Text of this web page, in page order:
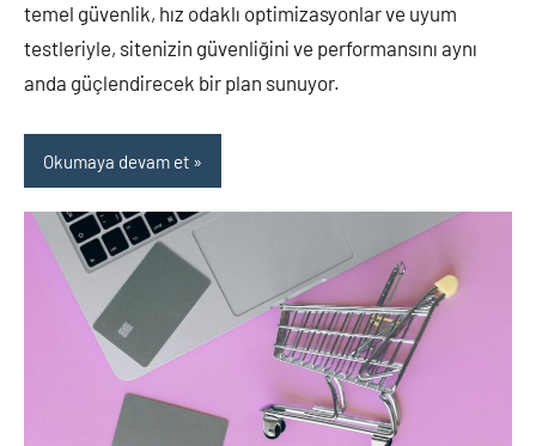
temel güvenlik, hız odaklı optimizasyonlar ve uyum
testleriyle, sitenizin güvenliğini ve performansını aynı
anda güçlendirecek bir plan sunuyor.
Okumaya devam et